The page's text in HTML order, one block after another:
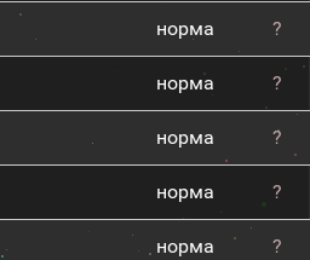
норма ?
норма ?
норма ?
норма ?
норма ?